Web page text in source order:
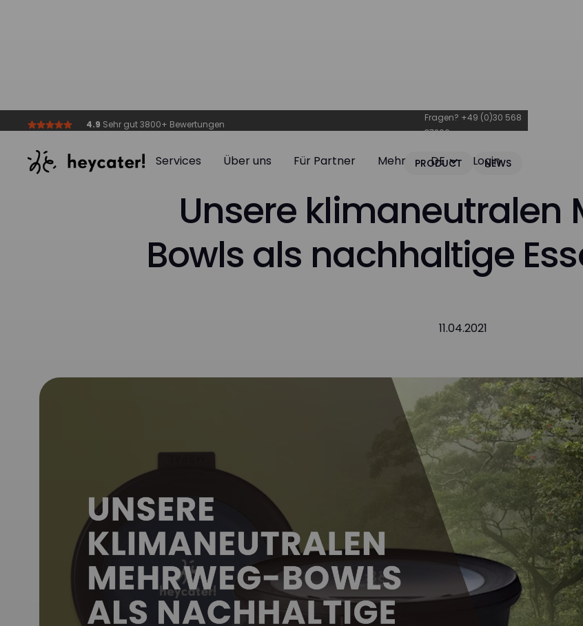
4.9 Sehr gut 3800+ Bewertungen
Fragen? +49 (0)30 568
37200
Services
Über uns
Für Partner
Mehr
DE
Login
PRODUCT NEWS
Unsere klimaneutralen
Bowls als nachhaltige
11.04.2021